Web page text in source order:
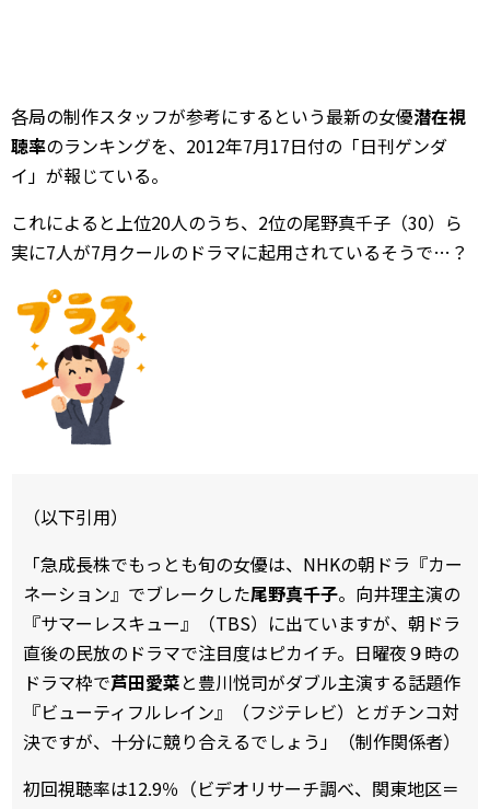
各局の制作スタッフが参考にするという最新の女優潜在視
聴率のランキングを、2012年7月17日付の「日刊ゲンダ
イ」が報じている。
これによると上位20人のうち、2位の尾野真千子（30）ら
実に7人が7月クールのドラマに起用されているそうで…？
（以下引用）
「急成長株でもっとも旬の女優は、NHKの朝ドラ『カー
ネーション』でブレークした尾野真千子。向井理主演の
『サマーレスキュー』（TBS）に出ていますが、朝ドラ
直後の民放のドラマで注目度はピカイチ。日曜夜９時の
ドラマ枠で芦田愛菜と豊川悦司がダブル主演する話題作
『ビューティフルレイン』（フジテレビ）とガチンコ対
決ですが、十分に競り合えるでしょう」（制作関係者）
初回視聴率は12.9％（ビデオリサーチ調べ、関東地区＝